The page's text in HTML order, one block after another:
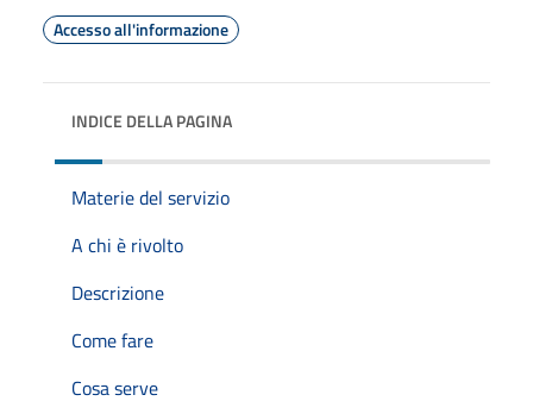
Accesso all'informazione
INDICE DELLA PAGINA
Materie del servizio
A chi è rivolto
Descrizione
Come fare
Cosa serve